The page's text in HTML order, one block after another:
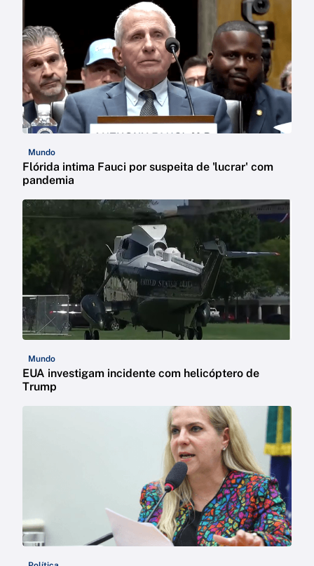
Mundo
Flórida intima Fauci por suspeita de 'lucrar' com
pandemia
Mundo
EUA investigam incidente com helicóptero de
Trump